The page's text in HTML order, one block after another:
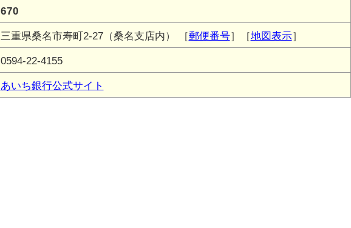
670
三重県桑名市寿町2-27（桑名支店内） ［郵便番号］［地図表示］
0594-22-4155
あいち銀行公式サイト